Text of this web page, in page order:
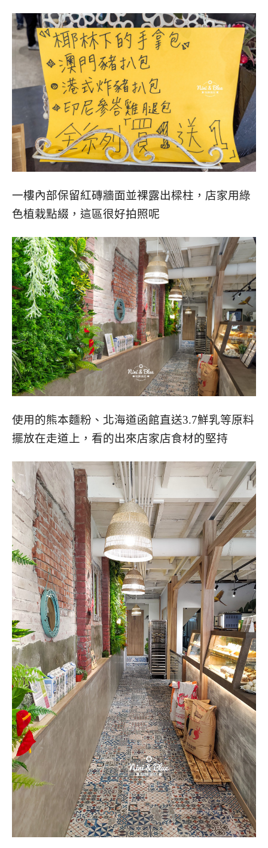
一樓內部保留紅磚牆面並裸露出樑柱，店家用綠
色植栽點綴，這區很好拍照呢
使用的熊本麵粉、北海道函館直送3.7鮮乳等原料
擺放在走道上，看的出來店家店食材的堅持